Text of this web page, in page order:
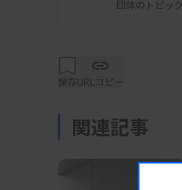
低尿酸血症（
尿糖陽性（約
健康障害を受け
め、カリウムやリ
団体のトピッ
保存URLコピー
関連記事